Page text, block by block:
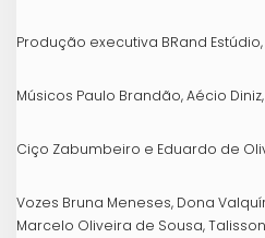
Produção executiva BRand Estúdio,
Músicos Paulo Brandão, Aécio
Ciço Zabumbeiro e Eduardo de
Vozes Bruna Meneses, Dona
Marcelo Oliveira de Sousa,